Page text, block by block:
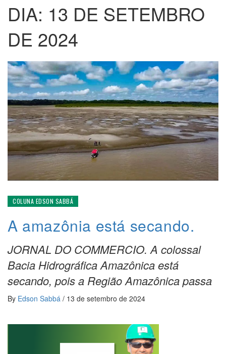
DIA: 13 DE SETEMBRO
DE 2024
COLUNA EDSON SABBÁ
A amazônia está secando.
JORNAL DO COMMERCIO. A colossal
Bacia Hidrográfica Amazônica está
secando, pois a Região Amazônica passa
By Edson Sabbá / 13 de setembro de 2024